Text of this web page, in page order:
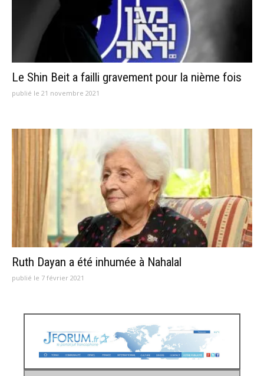
Le Shin Beit a failli gravement pour la nième fois
publié le 21 novembre 2021
Ruth Dayan a été inhumée à Nahalal
publié le 7 février 2021